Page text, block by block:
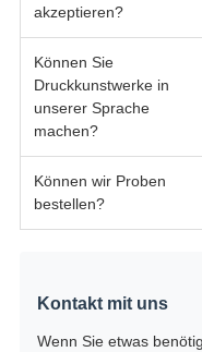
akzeptieren?
Können Sie
Druckkunstwerke in
unserer Sprache
machen?
Können wir Proben
bestellen?
Kontakt mit uns
Wenn Sie etwas